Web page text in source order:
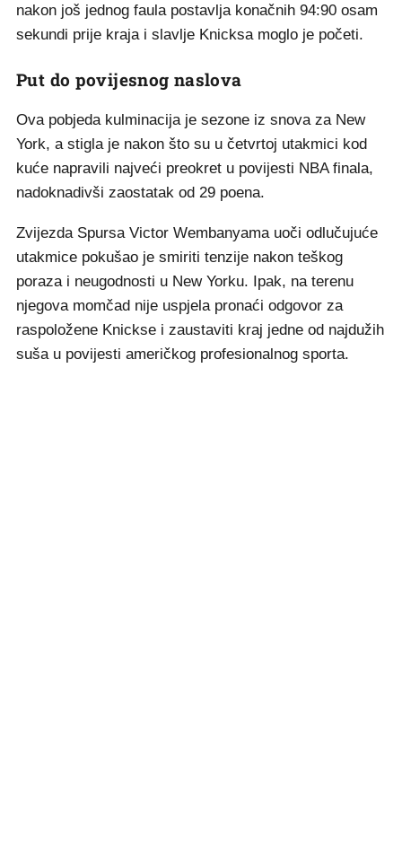
nakon još jednog faula postavlja konačnih 94:90 osam
sekundi prije kraja i slavlje Knicksa moglo je početi.
Put do povijesnog naslova
Ova pobjeda kulminacija je sezone iz snova za New
York, a stigla je nakon što su u četvrtoj utakmici kod
kuće napravili najveći preokret u povijesti NBA finala,
nadoknadivši zaostatak od 29 poena.
Zvijezda Spursa Victor Wembanyama uoči odlučujuće
utakmice pokušao je smiriti tenzije nakon teškog
poraza i neugodnosti u New Yorku. Ipak, na terenu
njegova momčad nije uspjela pronaći odgovor za
raspoložene Knickse i zaustaviti kraj jedne od najdužih
suša u povijesti američkog profesionalnog sporta.